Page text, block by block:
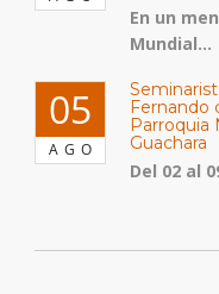
En un
Mundial...
05
AGO
Fernando
Parroquia
Guachara
Del 02 al